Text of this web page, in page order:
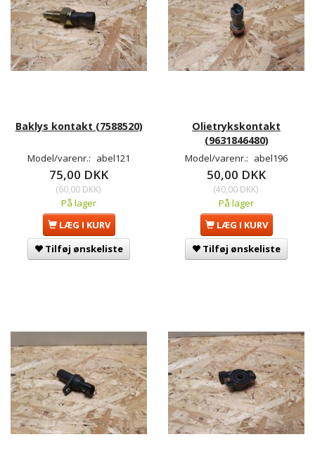
Baklys kontakt (7588520)
Model/varenr.: abel121
75,00 DKK
(60,00 DKK)
På lager
LÆG I KURV
Tilføj ønskeliste
Olietrykskontakt
(9631846480)
Model/varenr.: abel196
50,00 DKK
(40,00 DKK)
På lager
LÆG I KURV
Tilføj ønskeliste